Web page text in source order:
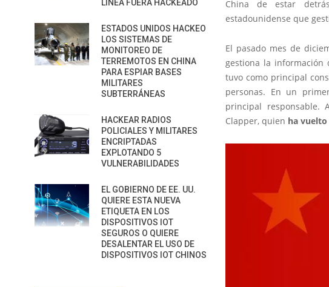
China de estar
estadounidense que
El pasado mes de
gestiona la información
tuvo como principal
personas. En un
principal responsable.
Clapper, quien ha vuelto
LÍNEA FUERA HACKEADO
ESTADOS UNIDOS HACKEO
LOS SISTEMAS DE
MONITOREO DE
TERREMOTOS EN CHINA
PARA ESPIAR BASES
MILITARES
SUBTERRÁNEAS
HACKEAR RADIOS
POLICIALES Y MILITARES
ENCRIPTADAS
EXPLOTANDO 5
VULNERABILIDADES
EL GOBIERNO DE EE. UU.
QUIERE ESTA NUEVA
ETIQUETA EN LOS
DISPOSITIVOS IOT
SEGUROS O QUIERE
DESALENTAR EL USO DE
DISPOSITIVOS IOT CHINOS